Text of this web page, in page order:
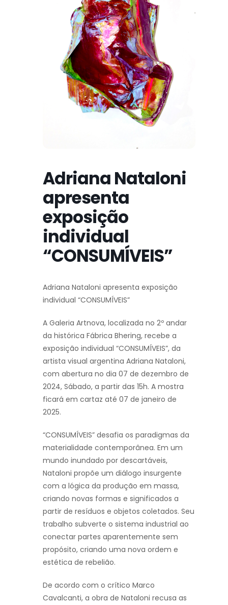
Adriana Nataloni
apresenta
exposição
individual
“CONSUMÍVEIS”
Adriana Nataloni apresenta exposição
individual “CONSUMÍVEIS”
A Galeria Artnova, localizada no 2º andar
da histórica Fábrica Bhering, recebe a
exposição individual “CONSUMÍVEIS”, da
artista visual argentina Adriana Nataloni,
com abertura no dia 07 de dezembro de
2024, Sábado, a partir das 15h. A mostra
ficará em cartaz até 07 de janeiro de
2025.
“CONSUMÍVEIS” desafia os paradigmas da
materialidade contemporânea. Em um
mundo inundado por descartáveis,
Nataloni propõe um diálogo insurgente
com a lógica da produção em massa,
criando novas formas e significados a
partir de resíduos e objetos coletados. Seu
trabalho subverte o sistema industrial ao
conectar partes aparentemente sem
propósito, criando uma nova ordem e
estética de rebelião.
De acordo com o crítico Marco
Cavalcanti, a obra de Nataloni recusa as